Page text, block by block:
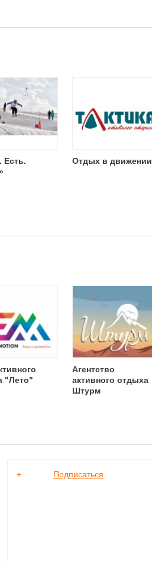
Есть.
Отдых в движении
"Лето"
Агентство
активного отдыха
Штурм
+ Подписаться